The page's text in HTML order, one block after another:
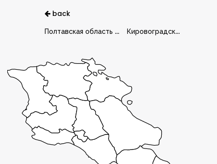
back
Полтавская область
(2049) Кировоградская область